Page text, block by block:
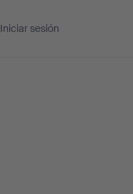
Iniciar sesión